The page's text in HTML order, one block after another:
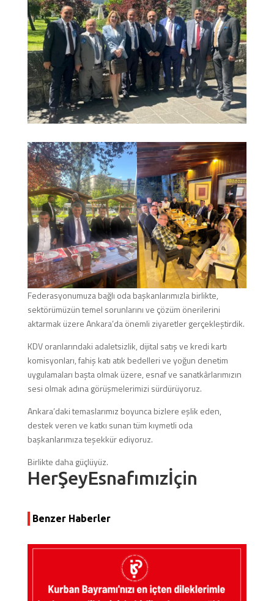
Federasyonumuza bağlı oda başkanlarımızla birlikte,
sektörümüzün temel sorunlarını ve çözüm önerilerini
aktarmak üzere Ankara’da önemli ziyaretler gerçekleştirdik.
KDV oranlarındaki adaletsizlik, dijital satış ve kredi kartı
komisyonları, fahiş katı atık bedelleri ve yoğun denetim
uygulamaları başta olmak üzere, esnaf ve sanatkârlarımızın
sesi olmak adına görüşmelerimizi sürdürüyoruz.
Ankara’daki temaslarımız boyunca bizlere eşlik eden,
destek veren ve katkı sunan tüm kıymetli oda
başkanlarımıza teşekkür ediyoruz.
Birlikte daha güçlüyüz.
HerŞeyEsnafımızİçin
Benzer Haberler